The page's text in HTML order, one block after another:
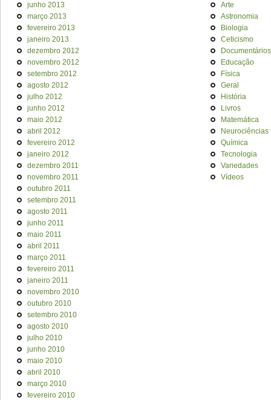
junho 2013
março 2013
fevereiro 2013
janeiro 2013
dezembro 2012
novembro 2012
setembro 2012
agosto 2012
julho 2012
junho 2012
maio 2012
abril 2012
fevereiro 2012
janeiro 2012
dezembro 2011
novembro 2011
outubro 2011
setembro 2011
agosto 2011
junho 2011
maio 2011
abril 2011
março 2011
fevereiro 2011
janeiro 2011
novembro 2010
outubro 2010
setembro 2010
agosto 2010
julho 2010
junho 2010
maio 2010
abril 2010
março 2010
fevereiro 2010
Arte
Astronomia
Biologia
Ceticismo
Documentários
Educação
Física
Geral
História
Livros
Matemática
Neurociências
Química
Tecnologia
Variedades
Vídeos